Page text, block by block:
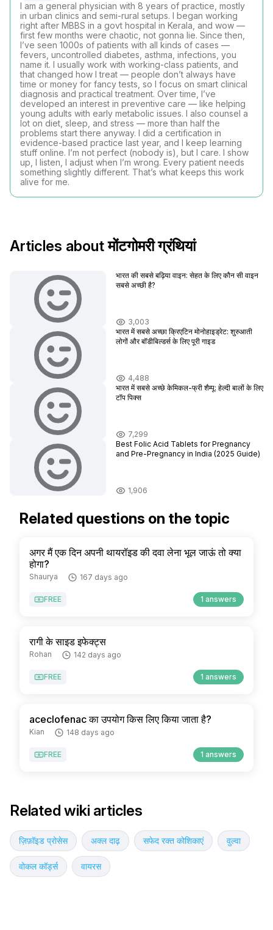
I am a general physician with 8 years of practice, mostly
in urban clinics and semi-rural setups. I began working
right after MBBS in a govt hospital in Kerala, and wow —
first few months were chaotic, not gonna lie. Since then,
I’ve seen 1000s of patients with all kinds of cases —
fevers, uncontrolled diabetes, asthma, infections, you
name it. I usually work with working-class patients, and
that changed how I treat — people don’t always have
time or money for fancy tests, so I focus on smart clinical
diagnosis and practical treatment. Over time, I’ve
developed an interest in preventive care — like helping
young adults with early metabolic issues. I also counsel a
lot on diet, sleep, and stress — more than half the
problems start there anyway. I did a certification in
evidence-based practice last year, and I keep learning
stuff online. I’m not perfect (nobody is), but I care. I show
up, I listen, I adjust when I’m wrong. Every patient needs
something slightly different. That’s what keeps this work
alive for me.
Articles about मोंटगोमरी ग्रंथियां
भारत की सबसे बढ़िया वाइन: सेहत के लिए कौन सी वाइन
सबसे अच्छी है?
3,003
भारत में सबसे अच्छा क्रिएटिन मोनोहाइड्रेट: शुरुआती
लोगों और बॉडीबिल्डर्स के लिए पूरी गाइड
4,488
भारत में सबसे अच्छे केमिकल-फ्री शैम्पू: हेल्दी बालों के लिए
टॉप पिक्स
7,299
Best Folic Acid Tablets for Pregnancy
and Pre-Pregnancy in India (2025 Guide)
1,906
Related questions on the topic
अगर मैं एक दिन अपनी थायरॉइड की दवा लेना भूल जाऊं तो क्या
होगा?
Shaurya 167 days ago
FREE 1 answers
रागी के साइड इफेक्ट्स
Rohan 142 days ago
FREE 1 answers
aceclofenac का उपयोग किस लिए किया जाता है?
Kian 148 days ago
FREE 1 answers
Related wiki articles
ज़िफ़ॉइड प्रोसेस अक्ल दाढ़ सफेद रक्त कोशिकाएं वुल्वा
वोकल कॉर्ड्स वायरस